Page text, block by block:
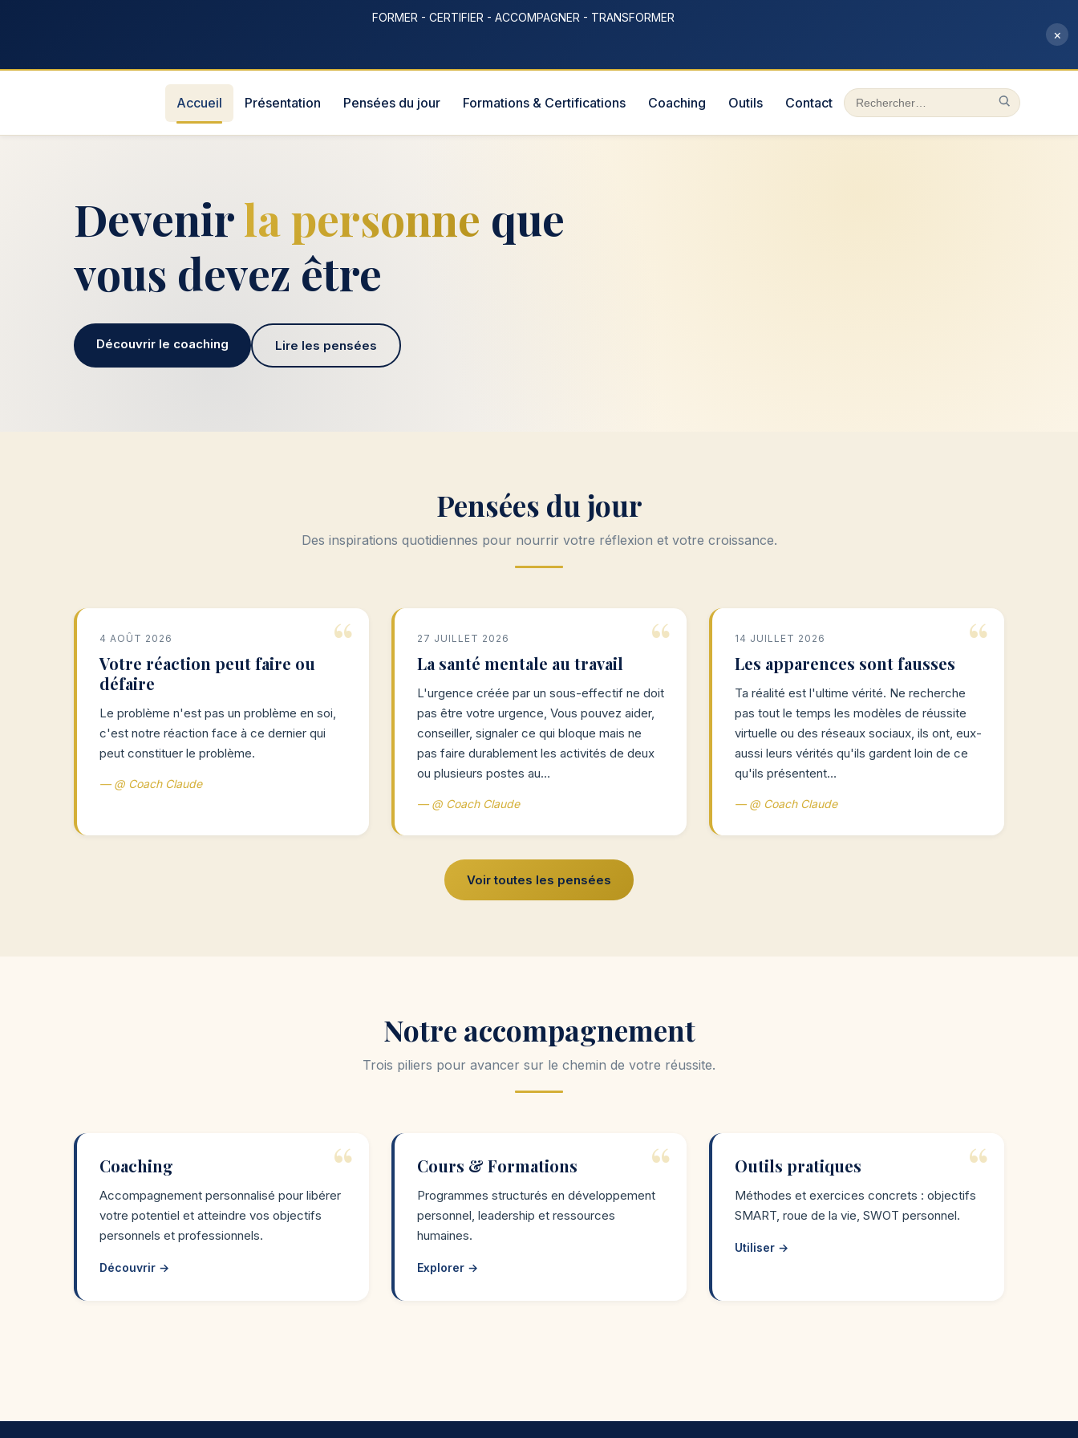
FORMER - CERTIFIER - ACCOMPAGNER - TRANSFORMER
×
Accueil Présentation Pensées du jour Formations & Certifications Coaching Outils Contact
Devenirla personne que
vous devez être
Découvrir le coaching Lire les pensées
Pensées du jour
Des inspirations quotidiennes pour nourrir votre réflexion et votre croissance.
4 AOÛT 2026
Votre réaction peut faire ou
défaire
Le problème n'est pas un problème en soi,
c'est notre réaction face à ce dernier qui
peut constituer le problème.
— @ Coach Claude
27 JUILLET 2026
La santé mentale au travail
L'urgence créée par un sous-effectif ne doit
pas être votre urgence, Vous pouvez aider,
conseiller, signaler ce qui bloque mais ne
pas faire durablement les activités de deux
ou plusieurs postes au…
— @ Coach Claude
14 JUILLET 2026
Les apparences sont fausses
Ta réalité est l'ultime vérité. Ne recherche
pas tout le temps les modèles de réussite
virtuelle ou des réseaux sociaux, ils ont, eux-
aussi leurs vérités qu'ils gardent loin de ce
qu'ils présentent…
— @ Coach Claude
Voir toutes les pensées
Notre accompagnement
Trois piliers pour avancer sur le chemin de votre réussite.
Coaching
Accompagnement personnalisé pour libérer
votre potentiel et atteindre vos objectifs
personnels et professionnels.
Découvrir →
Cours & Formations
Programmes structurés en développement
personnel, leadership et ressources
humaines.
Explorer →
Outils pratiques
Méthodes et exercices concrets : objectifs
SMART, roue de la vie, SWOT personnel.
Utiliser →